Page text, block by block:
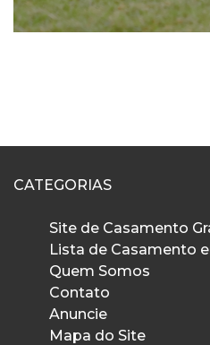
CATEGORIAS
Site de Casamento
Lista de Casamento
Quem Somos
Contato
Anuncie
Mapa do Site